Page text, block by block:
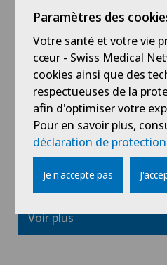
Spécialisation
Médecine interne générale
Voir profil
Voir plus
Paramètres des
Votre santé et votre vie
cœur - Swiss Medical
cookies ainsi que des
respectueuses de la
afin d'optimiser votre
Pour en savoir plus,
déclaration de
Je n'accepte pas